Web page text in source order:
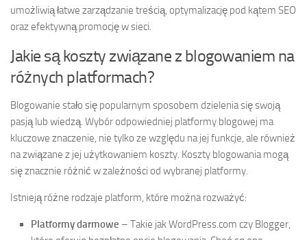
umożliwią łatwe zarządzanie treścią, optymalizację pod kątem SEO
oraz efektywną promocję w sieci.
Jakie są koszty związane z blogowaniem na
różnych platformach?
Blogowanie stało się popularnym sposobem dzielenia się swoją
pasją lub wiedzą. Wybór odpowiedniej platformy blogowej ma
kluczowe znaczenie, nie tylko ze względu na jej funkcje, ale również
na związane z jej użytkowaniem koszty. Koszty blogowania mogą
się znacznie różnić w zależności od wybranej platformy.
Istnieją różne rodzaje platform, które można rozważyć:
Platformy darmowe – Takie jak WordPress.com czy Blogger,